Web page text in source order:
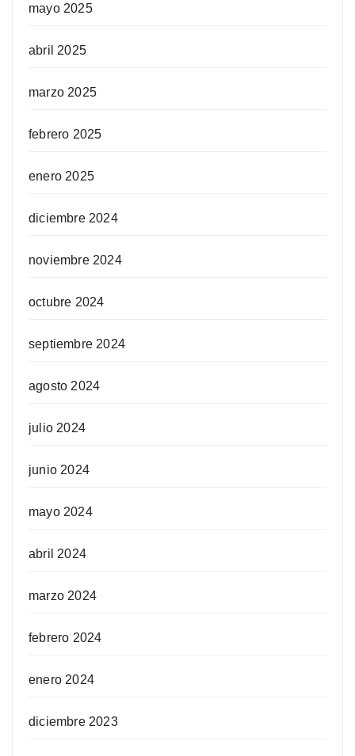
mayo 2025
abril 2025
marzo 2025
febrero 2025
enero 2025
diciembre 2024
noviembre 2024
octubre 2024
septiembre 2024
agosto 2024
julio 2024
junio 2024
mayo 2024
abril 2024
marzo 2024
febrero 2024
enero 2024
diciembre 2023